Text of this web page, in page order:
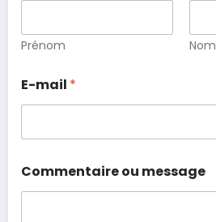
Prénom Nom
E-mail *
Commentaire ou message